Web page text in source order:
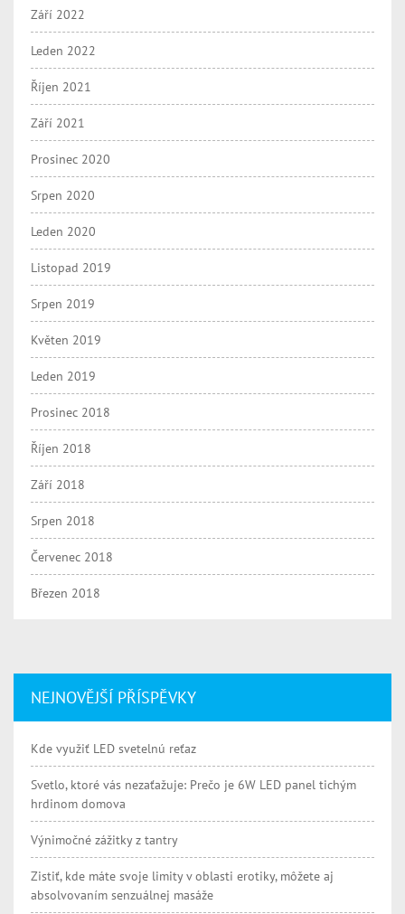
Září 2022
Leden 2022
Říjen 2021
Září 2021
Prosinec 2020
Srpen 2020
Leden 2020
Listopad 2019
Srpen 2019
Květen 2019
Leden 2019
Prosinec 2018
Říjen 2018
Září 2018
Srpen 2018
Červenec 2018
Březen 2018
NEJNOVĚJŠÍ PŘÍSPĚVKY
Kde využiť LED svetelnú reťaz
Svetlo, ktoré vás nezaťažuje: Prečo je 6W LED panel tichým
hrdinom domova
Výnimočné zážitky z tantry
Zistiť, kde máte svoje limity v oblasti erotiky, môžete aj
absolvovaním senzuálnej masáže